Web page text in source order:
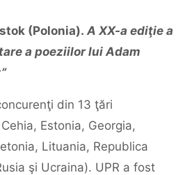
(Polonia). A XX-a ediţie a
a poeziilor lui Adam
din 13 ţări
Estonia, Georgia,
Lituania, Republica
şi Ucraina). UPR a fost